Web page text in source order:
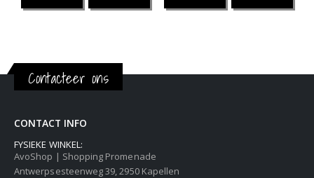
Contacteer ons
CONTACT INFO
FYSIEKE WINKEL:
AvoShop | Shopping Promenade
Antwerpsesteenweg 39, 2950 Kapellen